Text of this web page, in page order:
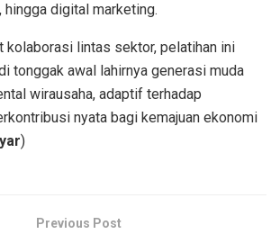
hingga digital marketing.
kolaborasi lintas sektor, pelatihan ini
tonggak awal lahirnya generasi muda
wirausaha, adaptif terhadap
nyata bagi kemajuan ekonomi
)
Previous Post